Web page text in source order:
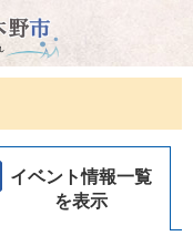
イベント情報一覧
を表示